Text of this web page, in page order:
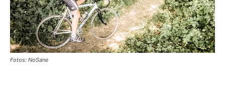
Fotos: NoSane